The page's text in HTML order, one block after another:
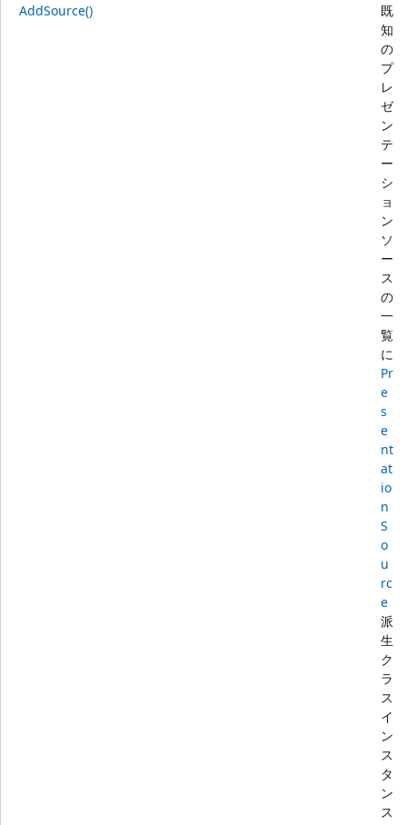
AddSource()
既
知
の
プ
レ
ゼ
ン
テ
ー
シ
ョ
ン
ソ
ー
ス
の
一
覧
に
Pr
e
s
e
nt
at
io
n
S
o
u
rc
e
派
生
ク
ラ
ス
イ
ン
ス
タ
ン
ス